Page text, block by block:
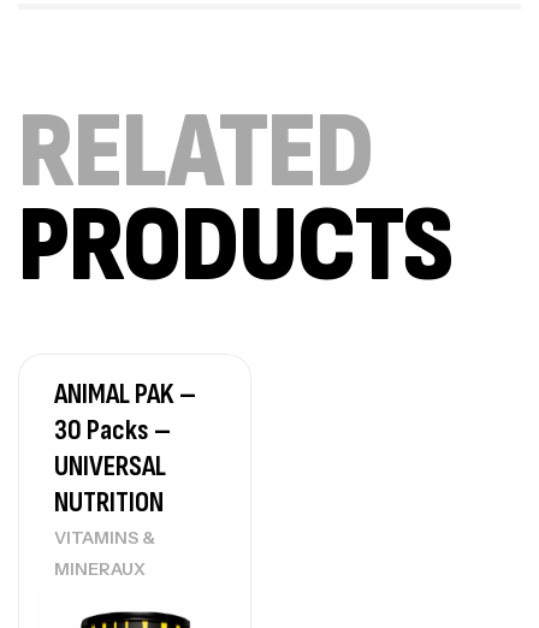
Omega 3 – 100 Gélules – Scitec Nutrition
Autres
د.ت84
Creatine (CreapureⓇ) – 500g –
7Nutrition
Protein Matrix – 2000g – 7Nutrition
PROTEIN
Autres
RELATED
PRODUCTS
ANIMAL PAK –
30 Packs –
UNIVERSAL
NUTRITION
VITAMINS &
MINERAUX